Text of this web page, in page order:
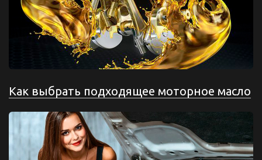
Как выбрать подходящее моторное масло